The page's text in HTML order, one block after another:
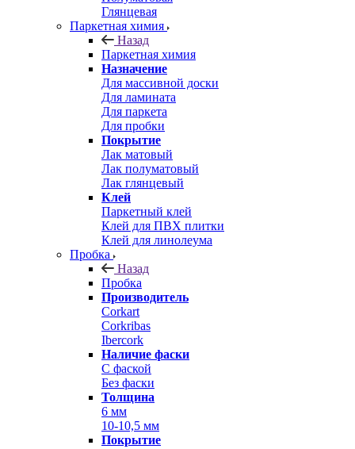
Глянцевая
Паркетная химия
Назад
Паркетная химия
Назначение
Для массивной доски
Для ламината
Для паркета
Для пробки
Покрытие
Лак матовый
Лак полуматовый
Лак глянцевый
Клей
Паркетный клей
Клей для ПВХ плитки
Клей для линолеума
Пробка
Назад
Пробка
Производитель
Corkart
Corkribas
Ibercork
Наличие фаски
С фаской
Без фаски
Толщина
6 мм
10-10,5 мм
Покрытие